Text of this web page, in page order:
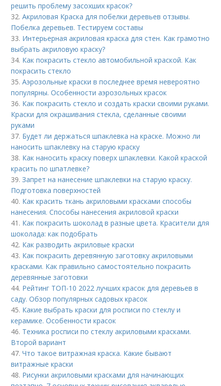
решить проблему засохших красок?
32.Акриловая Краска для побелки деревьев отзывы.
Побелка деревьев. Тестируем составы
33. Интерьерная акриловая краска для стен. Как грамотно
выбрать акриловую краску?
34. Как покрасить стекло автомобильной краской. Как
покрасить стекло
35.Аэрозольные краски в последнее время невероятно
популярны. Особенности аэрозольных красок
36. Как покрасить стекло и создать краски своими руками.
Краски для окрашивания стекла, сделанные своими
руками
37. Будет ли держаться шпаклевка на краске. Можно ли
наносить шпаклевку на старую краску
38. Как наносить краску поверх шпаклевки. Какой краской
красить по шпатлевке?
39.Запрет на нанесение шпаклевки на старую краску.
Подготовка поверхностей
40. Как красить ткань акриловыми красками способы
нанесения. Способы нанесения акриловой краски
41. Как покрасить шоколад в разные цвета. Красители для
шоколада: как подобрать
42. Как разводить акриловые краски
43. Как покрасить деревянную заготовку акриловыми
красками. Как правильно самостоятельно покрасить
деревянные заготовки
44. Рейтинг ТОП-10 2022 лучших красок для деревьев в
саду. Обзор популярных садовых красок
45. Какие выбрать краски для росписи по стеклу и
керамике. Особенности красок
46. Техника росписи по стеклу акриловыми красками.
Второй вариант
47.Что такое витражная краска. Какие бывают
витражные краски
48. Рисунки акриловыми красками для начинающих